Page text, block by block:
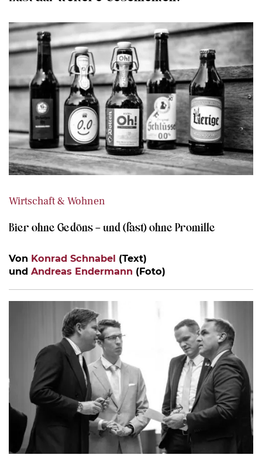
Wirtschaft & Wohnen
Bier ohne Gedöns – und (fast) ohne Promille
Von Konrad Schnabel (Text)
und Andreas Endermann (Foto)